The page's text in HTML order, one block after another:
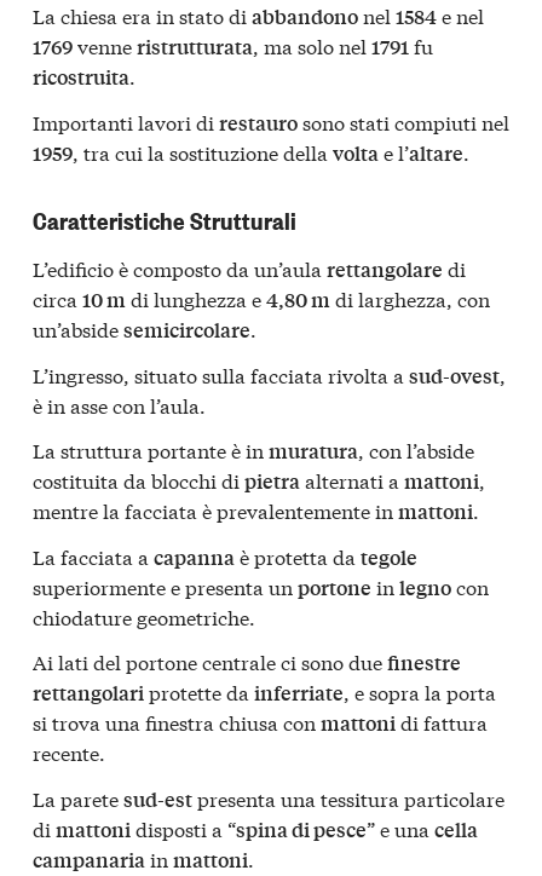
La chiesa era in stato di abbandononel 1584e nel
1769venneristrutturata, ma solo nel 1791fu
ricostruita.
Importanti lavori di restaurosono stati compiuti nel
1959, tra cui la sostituzione della voltae l’altare.
Caratteristiche Strutturali
L’edificio è composto da un’aula rettangolare di
circa 10 mdi lunghezza e4,80 mdi larghezza, con
un’absidesemicircolare.
L’ingresso, situato sulla facciata rivolta a sud-ovest,
è in asse con l’aula.
La struttura portante è in muratura, con l’abside
costituita da blocchi di pietraalternati a mattoni,
mentre la facciata è prevalentemente in mattoni.
La facciata a capannaè protetta da tegole
superiormente e presenta un portone in legnocon
chiodature geometriche.
Ai lati del portone centrale ci sono duefinestre
rettangolariprotette da inferriate, e sopra la porta
si trova una finestra chiusa con mattonidi fattura
recente.
La paretesud-estpresenta una tessitura particolare
di mattonidisposti a “spina di pesce” e una cella
campanariain mattoni.